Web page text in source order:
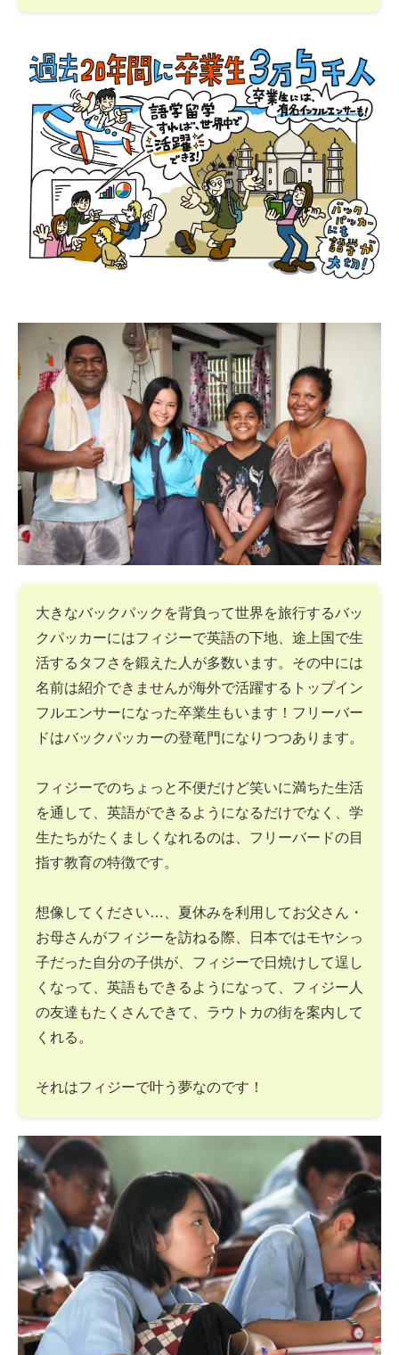
大きなバックパックを背負って世界を旅行するバッ
クパッカーにはフィジーで英語の下地、途上国で生
活するタフさを鍛えた人が多数います。その中には
名前は紹介できませんが海外で活躍するトップイン
フルエンサーになった卒業生もいます！フリーバー
ドはバックパッカーの登竜門になりつつあります。
フィジーでのちょっと不便だけど笑いに満ちた生活
を通して、英語ができるようになるだけでなく、学
生たちがたくましくなれるのは、フリーバードの目
指す教育の特徴です。
想像してください…、夏休みを利用してお父さん・
お母さんがフィジーを訪ねる際、日本ではモヤシっ
子だった自分の子供が、フィジーで日焼けして逞し
くなって、英語もできるようになって、フィジー人
の友達もたくさんできて、ラウトカの街を案内して
くれる。
それはフィジーで叶う夢なのです！